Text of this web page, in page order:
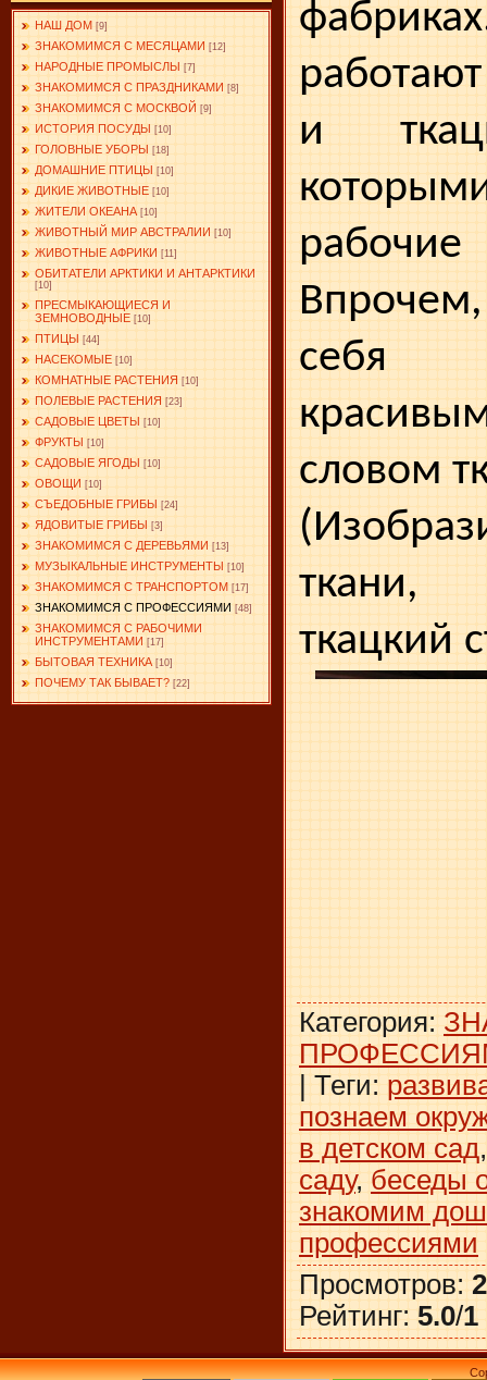
НАШ ДОМ [9]
ЗНАКОМИМСЯ С МЕСЯЦАМИ [12]
НАРОДНЫЕ ПРОМЫСЛЫ [7]
ЗНАКОМИМСЯ С ПРАЗДНИКАМИ [8]
ЗНАКОМИМСЯ С МОСКВОЙ [9]
ИСТОРИЯ ПОСУДЫ [10]
ГОЛОВНЫЕ УБОРЫ [18]
ДОМАШНИЕ ПТИЦЫ [10]
ДИКИЕ ЖИВОТНЫЕ [10]
ЖИТЕЛИ ОКЕАНА [10]
ЖИВОТНЫЙ МИР АВСТРАЛИИ [10]
ЖИВОТНЫЕ АФРИКИ [11]
ОБИТАТЕЛИ АРКТИКИ И АНТАРКТИКИ
[10]
ПРЕСМЫКАЮЩИЕСЯ И
ЗЕМНОВОДНЫЕ [10]
ПТИЦЫ [44]
НАСЕКОМЫЕ [10]
КОМНАТНЫЕ РАСТЕНИЯ [10]
ПОЛЕВЫЕ РАСТЕНИЯ [23]
САДОВЫЕ ЦВЕТЫ [10]
ФРУКТЫ [10]
САДОВЫЕ ЯГОДЫ [10]
ОВОЩИ [10]
СЪЕДОБНЫЕ ГРИБЫ [24]
ЯДОВИТЫЕ ГРИБЫ [3]
ЗНАКОМИМСЯ С ДЕРЕВЬЯМИ [13]
МУЗЫКАЛЬНЫЕ ИНСТРУМЕНТЫ [10]
ЗНАКОМИМСЯ С ТРАНСПОРТОМ [17]
ЗНАКОМИМСЯ С ПРОФЕССИЯМИ [48]
ЗНАКОМИМСЯ С РАБОЧИМИ
ИНСТРУМЕНТАМИ [17]
БЫТОВАЯ ТЕХНИКА [10]
ПОЧЕМУ ТАК БЫВАЕТ? [22]
и
себя
словом
ткацкий
Категория:
| Теги:
познаем
в детском сад
саду, беседы
знакомим
профессиями
Просмотров:
Рейтинг: 5.0/1